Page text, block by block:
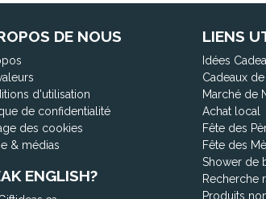
DE NOUS
d'utilisation
de confidentialité
des cookies
& médias
ENGLISH?
LIENS
Idées
Cadeaux de
Marché de
Achat local
Fête des
Fête des
Shower de
Recherche
Produits